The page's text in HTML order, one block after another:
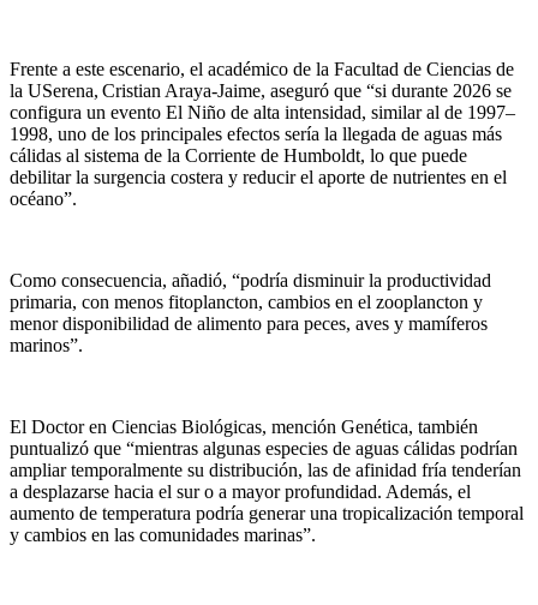
Frente a este escenario, el académico de la Facultad de Ciencias de
la USerena, Cristian Araya‑Jaime, aseguró que “si durante 2026 se
configura un evento El Niño de alta intensidad, similar al de 1997–
1998, uno de los principales efectos sería la llegada de aguas más
cálidas al sistema de la Corriente de Humboldt, lo que puede
debilitar la surgencia costera y reducir el aporte de nutrientes en el
océano”.
Como consecuencia, añadió, “podría disminuir la productividad
primaria, con menos fitoplancton, cambios en el zooplancton y
menor disponibilidad de alimento para peces, aves y mamíferos
marinos”.
El Doctor en Ciencias Biológicas, mención Genética, también
puntualizó que “mientras algunas especies de aguas cálidas podrían
ampliar temporalmente su distribución, las de afinidad fría tenderían
a desplazarse hacia el sur o a mayor profundidad. Además, el
aumento de temperatura podría generar una tropicalización temporal
y cambios en las comunidades marinas”.